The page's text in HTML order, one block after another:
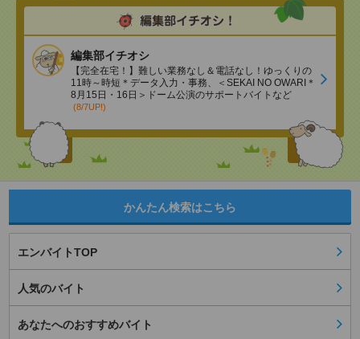
編集部イチオシ
【完全在宅！】難しい業務なし＆電話なし！ゆっくりの
11時～時短＊データ入力・事務、＜SEKAI NO OWARI＊
8月15日・16日＞ドーム公演のサポートバイトなど
(8/7UP!)
かんたん検索はこちら
エンバイトTOP
人気のバイト
あなたへのおすすめバイト